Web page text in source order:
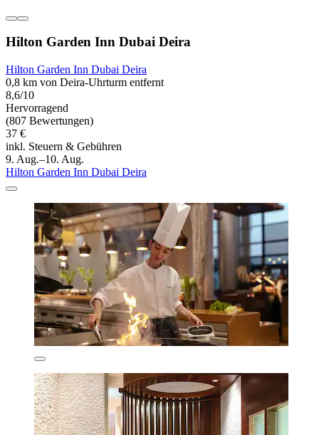
Hilton Garden Inn Dubai Deira
Hilton Garden Inn Dubai Deira
0,8 km von Deira-Uhrturm entfernt
8,6/10
Hervorragend
(807 Bewertungen)
37 €
inkl. Steuern & Gebühren
9. Aug.–10. Aug.
Hilton Garden Inn Dubai Deira